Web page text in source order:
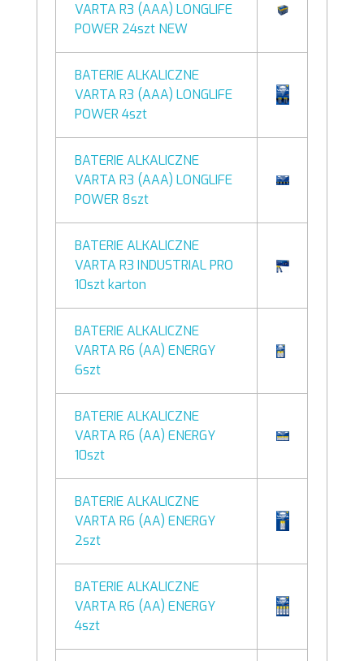
VARTA R3 (AAA) LONGLIFE
POWER 24szt NEW
BATERIE ALKALICZNE
VARTA R3 (AAA) LONGLIFE
POWER 4szt
BATERIE ALKALICZNE
VARTA R3 (AAA) LONGLIFE
POWER 8szt
BATERIE ALKALICZNE
VARTA R3 INDUSTRIAL PRO
10szt karton
BATERIE ALKALICZNE
VARTA R6 (AA) ENERGY
6szt
BATERIE ALKALICZNE
VARTA R6 (AA) ENERGY
10szt
BATERIE ALKALICZNE
VARTA R6 (AA) ENERGY
2szt
BATERIE ALKALICZNE
VARTA R6 (AA) ENERGY
4szt